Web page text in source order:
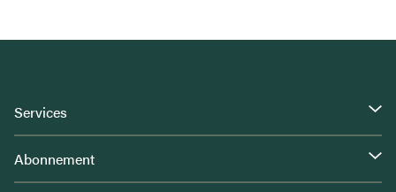
Services
Abonnement